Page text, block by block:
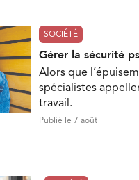
SOCIÉTÉ
Gérer la sécurité
Alors que
spécialistes
travail.
Publié le 7 août